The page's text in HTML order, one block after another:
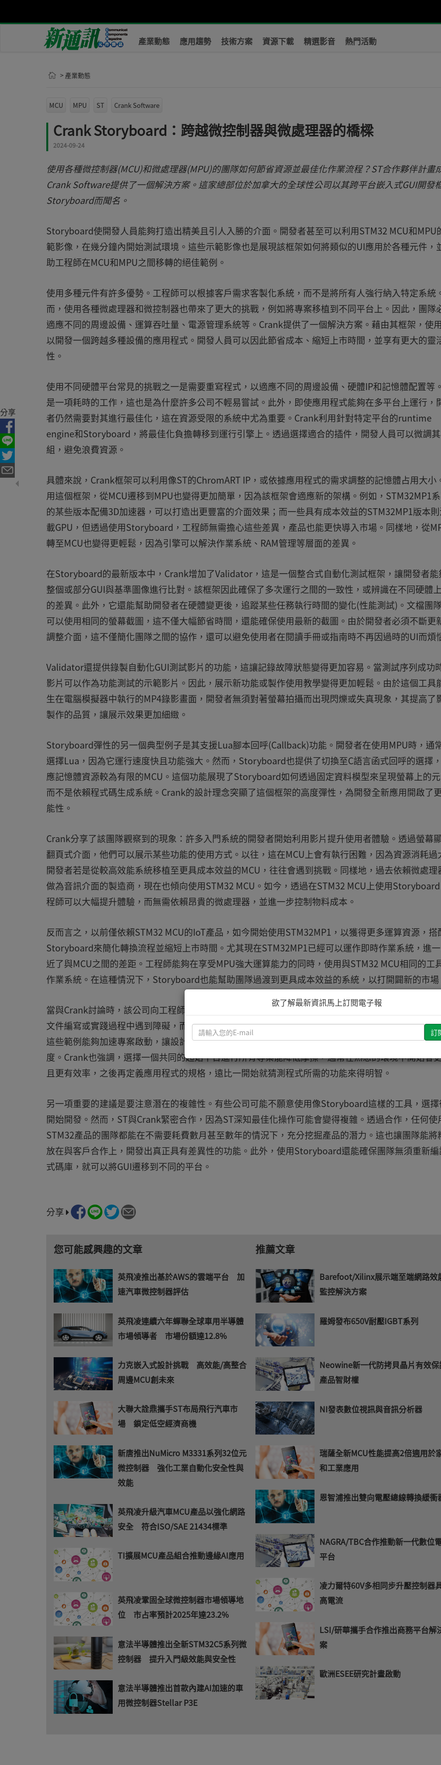
產業動態 應用趨勢 技術方案 資源下載 精選影音 熱門活動
> 產業動態
MCU MPU ST Crank Software
Crank Storyboard：跨越微控制器與微處理器的橋樑
2024-09-24
使用各種微控制器(MCU)和微處理器(MPU)的團隊如何節省資源並最佳化作業流程？ST合作夥伴計畫
Crank Software提供了一個解決方案。這家總部位於加拿大的全球性公司以其跨平台嵌入式GUI開發
Storyboard而聞名。
Storyboard使開發人員能夠打造出精美且引人入勝的介面。開發者甚至可以利用STM32 MCU和MPU
範影像，在幾分鐘內開始測試環境。這些示範影像也是展現該框架如何將類似的UI應用於各種元件，
助工程師在MCU和MPU之間移轉的絕佳範例。
使用多種元件有許多優勢。工程師可以根據客戶需求客製化系統，而不是將所有人強行納入特定系統
而，使用各種微處理器和微控制器也帶來了更大的挑戰，例如將專案移植到不同平台上。因此，團隊
適應不同的周邊設備、運算吞吐量、電源管理系統等。Crank提供了一個解決方案。藉由其框架，使
以開發一個跨越多種設備的應用程式。開發人員可以因此節省成本、縮短上市時間，並享有更大的靈
性。
使用不同硬體平台常見的挑戰之一是需要重寫程式，以適應不同的周邊設備、硬體IP和記憶體配置等
是一項耗時的工作，這也是為什麼許多公司不輕易嘗試。此外，即使應用程式能夠在多平台上運行，
者仍然需要對其進行最佳化，這在資源受限的系統中尤為重要。Crank利用針對特定平台的runtime
engine和Storyboard，將最佳化負擔轉移到運行引擎上。透過選擇適合的插件，開發人員可以微調
組，避免浪費資源。
具體來說，Crank框架可以利用像ST的ChromART IP，或依據應用程式的需求調整的記憶體占用大小
用這個框架，從MCU遷移到MPU也變得更加簡單，因為該框架會適應新的架構。例如，STM32MP1
的某些版本配備3D加速器，可以打造出更豐富的介面效果；而一些具有成本效益的STM32MP1版本
載GPU，但透過使用Storyboard，工程師無需擔心這些差異，產品也能更快導入市場。同樣地，從
轉至MCU也變得更輕鬆，因為引擎可以解決作業系統、RAM管理等層面的差異。
在Storyboard的最新版本中，Crank增加了Validator，這是一個整合式自動化測試框架，讓開發者能
整個或部分GUI與基準圖像進行比對。該框架因此確保了多次運行之間的一致性，或辨識在不同硬體
的差異。此外，它還能幫助開發者在硬體變更後，追蹤某些任務執行時間的變化(性能測試)。文檔團
可以使用相同的螢幕截圖，這不僅大幅節省時間，還能確保使用最新的截圖。由於開發者必須不斷更
調整介面，這不僅簡化團隊之間的協作，還可以避免使用者在閱讀手冊或指南時不再因過時的UI而煩
Validator還提供錄製自動化GUI測試影片的功能，這讓記錄故障狀態變得更加容易。當測試序列成功
影片可以作為功能測試的示範影片。因此，展示新功能或製作使用教學變得更加輕鬆。由於這個工具
生在電腦模擬器中執行的MP4錄影畫面，開發者無須對著螢幕拍攝而出現閃爍或失真現象，其提高了
製作的品質，讓展示效果更加細緻。
Storyboard彈性的另一個典型例子是其支援Lua腳本回呼(Callback)功能。開發者在使用MPU時，通
選擇Lua，因為它運行速度快且功能強大。然而，Storyboard也提供了切換至C語言函式回呼的選擇
應記憶體資源較為有限的MCU。這個功能展現了Storyboard如何透過固定資料模型來呈現螢幕上的元
而不是依賴程式碼生成系統。Crank的設計理念突顯了這個框架的高度彈性，為開發全新應用開啟了
能性。
Crank分享了該團隊觀察到的現象：許多入門系統的開發者開始利用影片提升使用者體驗。透過螢幕
翻頁式介面，他們可以展示某些功能的使用方式。以往，這在MCU上會有執行困難，因為資源消耗過
開發者若是從較高效能系統移植至更具成本效益的MCU，往往會遇到挑戰。同樣地，過去依賴微處理
做為音訊介面的製造商，現在也傾向使用STM32 MCU。如今，透過在STM32 MCU上使用
程師可以大幅提升體驗，而無需依賴昂貴的微處理器，並進一步控制物料成本。
反而言之，以前僅依賴STM32 MCU的IoT產品，如今開始使用STM32MP1，以獲得更多運算資源，搭
Storyboard來簡化轉換流程並縮短上市時間。尤其現在STM32MP1已經可以運作即時作業系統，進
近了與MCU之間的差距。工程師能夠在享受MPU強大運算能力的同時，使用與STM32 MCU相同的工
作業系統。在這種情況下，Storyboard也能幫助團隊過渡到更具成本效益的系統，以打開闢新的市場
當與Crank討論時，該公司向工程師們提出了一些建議。其中一項建議是從建置影像檔開始。團隊很容
文件編寫或實踐過程中遇到障礙，而評估板能解決這些問題，因為它提供了可重複使用的概念驗證範
這些範例能夠加速專案啟動，讓設計師能夠早期測試他們的GUI，以取獲得寶貴的反饋意見，加速開
度。Crank也強調，選擇一個共同的起始平台進行所有專案能降低摩擦，通常在熟悉的環境中開始會
且更有效率，之後再定義應用程式的規格，遠比一開始就猜測程式所需的功能來得明智。
另一項重要的建議是要注意潛在的複雜性。有些公司可能不願意使用像Storyboard這樣的工具，選
開始開發。然而，ST與Crank緊密合作，因為ST深知最佳化操作可能會變得複雜。透過合作，任何使
STM32產品的團隊都能在不需要耗費數月甚至數年的情況下，充分挖掘產品的潛力。這也讓團隊能將
放在與客戶合作上，開發出真正具有差異性的功能。此外，使用Storyboard還能確保團隊無須重新
式碼庫，就可以將GUI遷移到不同的平台。
分享
您可能感興趣的文章
英飛凌推出基於AWS的雲端平台 加
速汽車微控制器評估
英飛凌連續六年蟬聯全球車用半導體
市場領導者 市場份額達12.8%
力克嵌入式設計挑戰 高效能/高整合
周邊MCU創未來
大聯大詮鼎攜手ST布局飛行汽車市
場 鎖定低空經濟商機
新唐推出NuMicro M3331系列32位元
微控制器 強化工業自動化安全性與
效能
英飛凌升級汽車MCU產品以強化網路
安全 符合ISO/SAE 21434標準
TI擴展MCU產品組合推動邊緣AI應用
英飛凌鞏固全球微控制器市場領導地
位 市占率預計2025年達23.2%
意法半導體推出全新STM32C5系列微
控制器 提升入門級效能與安全性
意法半導體推出首款內建AI加速的車
用微控制器Stellar P3E
推薦文章
Barefoot/Xilinx展示端至端網路效
監控解決方案
羅姆發布650V耐壓IGBT系列
Neowine新一代防拷貝晶片有效保
產品智財權
NI發表數位視訊與音訊分析器
瑞薩全新MCU性能提高2倍適用於
和工業應用
恩智浦推出雙向電壓總線轉換緩衝
NAGRA/TBC合作推動新一代數位
平台
凌力爾特60V多相同步升壓控制器
高電流
LSI/研華攜手合作推出商務平台解
案
歐洲ESEE研究計畫啟動
分享
欲了解最新資訊馬上訂閱電子報
輸
您
的
mail